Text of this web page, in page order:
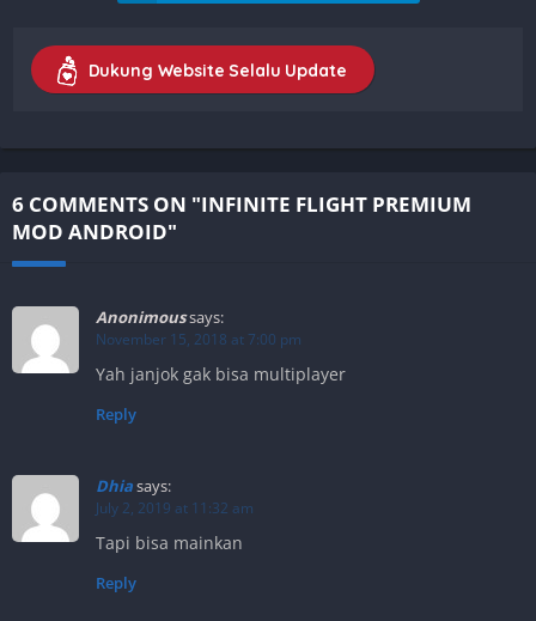
Dukung Website Selalu Update
6 COMMENTS ON "INFINITE FLIGHT PREMIUM
MOD ANDROID"
Anonimoussays:
November 15, 2018 at 7:00 pm
Yah janjok gak bisa multiplayer
Reply
Dhiasays:
July 2, 2019 at 11:32 am
Tapi bisa mainkan
Reply